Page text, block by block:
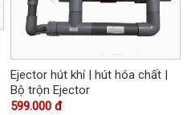
Ejector hút khí | hút hóa chất |
Bộ trộn Ejector
599.000 đ